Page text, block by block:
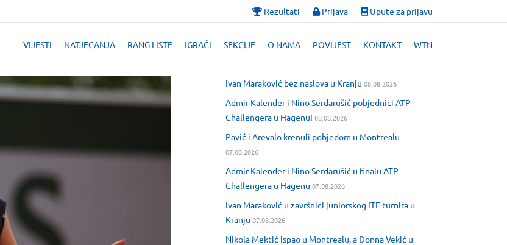
Rezultati Prijava Upute za prijavu
VIJESTI NATJECANJA RANG LISTE IGRAČI SEKCIJE O NAMA POVIJEST KONTAKT WTN
Ivan Maraković bez naslova u Kranju 08.08.2026
Admir Kalender i Nino Serdarušić pobjednici ATP
Challengera u Hagenu! 08.08.2026
Pavić i Arevalo krenuli pobjedom u Montrealu
07.08.2026
Admir Kalender i Nino Serdarušić u finalu ATP
Challengera u Hagenu 07.08.2026
Ivan Maraković u završnici juniorskog ITF turnira u
Kranju 07.08.2026
Nikola Mektić ispao u Montrealu, a Donna Vekić u